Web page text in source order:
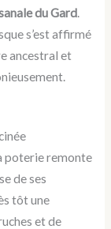
du Gard.
s’est affirmé
ancestral et
poterie remonte
de ses
tôt une
et de